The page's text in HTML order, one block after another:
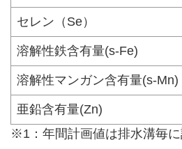
セレン（Se）
溶解性鉄含有量(s-Fe)
溶解性マンガン含有量(s-Mn)
亜鉛含有量(Zn)
※1：年間計画値は排水溝毎